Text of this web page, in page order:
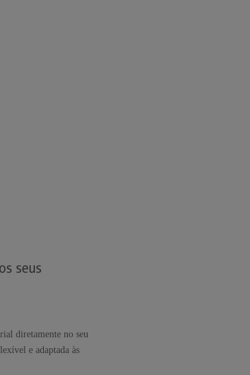
seus
diretamente no seu
e adaptada às